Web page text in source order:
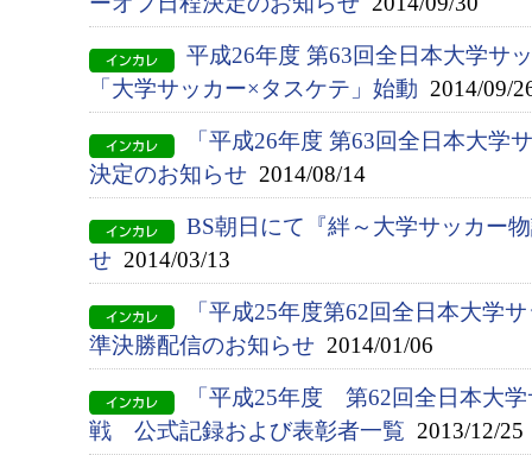
平成26年度 第63回全日本大学サ
「大学サッカー×タスケテ」始動 2014/09/
「平成26年度 第63回全日本大学
決定のお知らせ 2014/08/14
BS朝日にて『絆～大学サッカー
せ 2014/03/13
「平成25年度第62回全日本大学
準決勝配信のお知らせ 2014/01/06
「平成25年度 第62回全日本大
戦 公式記録および表彰者一覧 2013/12/25